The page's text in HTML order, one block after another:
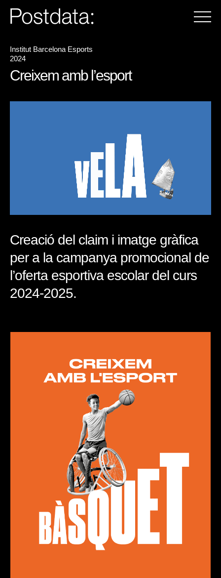
Institut Barcelona Esports
2024
Creixem amb l’esport
Creació del claim i imatge gràfica
per a la campanya promocional de
l’oferta esportiva escolar del curs
2024-2025.